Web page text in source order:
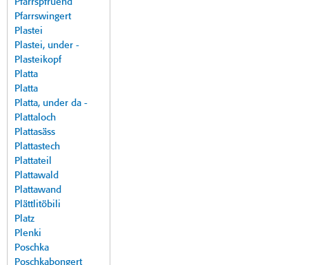
Pfarrspfruend
Pfarrswingert
Plastei
Plastei, under -
Plasteikopf
Platta
Platta
Platta, under da -
Plattaloch
Plattasäss
Plattastech
Plattateil
Plattawald
Plattawand
Plättlitöbili
Platz
Plenki
Poschka
Poschkabongert